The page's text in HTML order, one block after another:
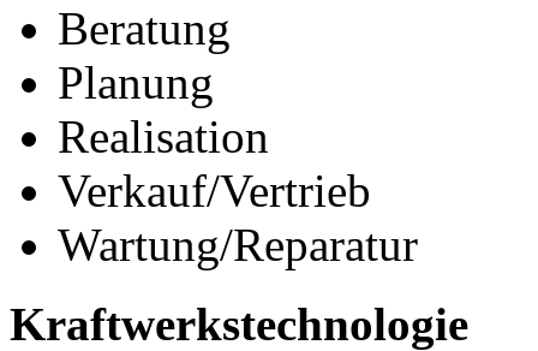
Beratung
Planung
Realisation
Verkauf/Vertrieb
Wartung/Reparatur
Kraftwerkstechnologie